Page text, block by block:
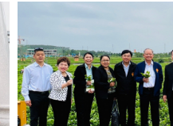
ระบอบปกครอง ยันประสิทธิภาพฝายแกนดินซีเมนต์
ต้นทุนต่ำก่อสร้างเร็ว แก้จน-